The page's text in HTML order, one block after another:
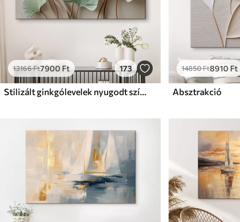
13166Ft7900 Ft 173
Stilizált ginkgólevelek nyugodt színekben
14850Ft8910 Ft
Absztrakció